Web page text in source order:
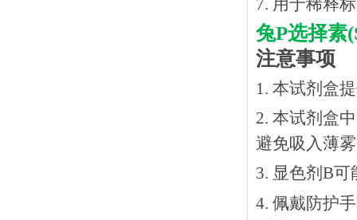
7. 用于稀释
兔P选择素
注意事项
1. 本试剂盒
2. 本试剂盒
避免吸入薄
3. 显色剂B
4. 佩戴防护